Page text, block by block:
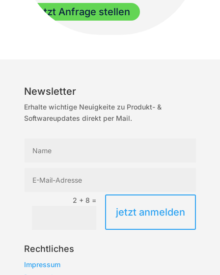
Jetzt Anfrage stellen
Newsletter
Erhalte wichtige Neuigkeite zu Produkt- &
Softwareupdates direkt per Mail.
2 + 8 =
jetzt anmelden
Rechtliches
Impressum